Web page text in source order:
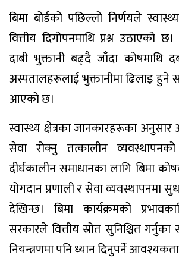
बिमा बोर्डको पछिल्लो निर्णयले
वित्तीय दिगोपनमाथि प्रश्न उठाएको
दाबी भुक्तानी बढ्दै जाँदा
अस्पतालहरूलाई भुक्तानीमा ढिलाइ हुने
आएको छ।
स्वास्थ्य क्षेत्रका जानकारहरूका
सेवा रोक्नु तत्कालीन
दीर्घकालीन समाधानका लागि बिमा
योगदान प्रणाली र सेवा व्यवस्थापनमा
देखिन्छ। बिमा कार्यक्रमको
सरकारले वित्तीय स्रोत सुनिश्चित
नियन्त्रणमा पनि ध्यान दिनुपर्ने